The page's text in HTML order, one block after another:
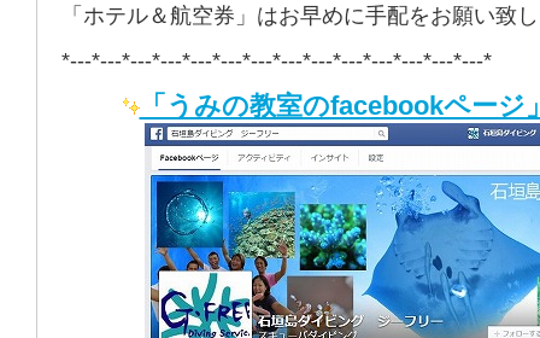
「ホテル＆航空券」はお早めに手配をお願い致
*---*---*---*---*---*---*---*---*---*---*---*---*---*---*
「うみの教室のfacebookページ